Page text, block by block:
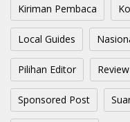
Kiriman Pembaca
Local Guides
Pilihan Editor Review
Sponsored Post